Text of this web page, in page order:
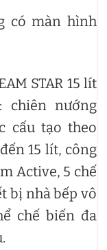
có màn hình
STAR 15 lít
chiên nướng
cấu tạo theo
15 lít, công
Active, 5 chế
bị nhà bếp vô
chế biến đa